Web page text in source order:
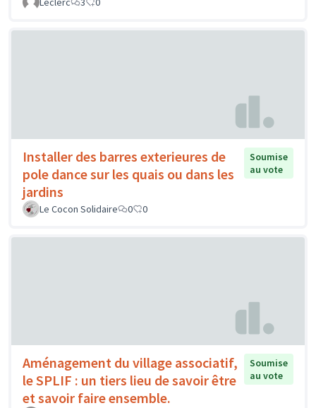
Installer des barres exterieures de
pole dance sur les quais ou dans les
jardins
Soumise
au vote
Le Cocon Solidaire 0 0
Aménagement du village associatif,
le SPLIF : un tiers lieu de savoir être
et savoir faire ensemble.
Soumise
au vote